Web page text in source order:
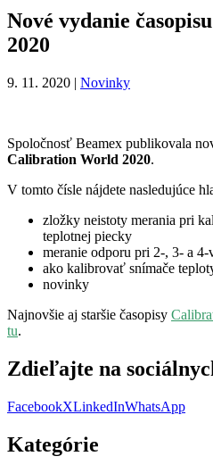
Nové vydanie
2020
9. 11. 2020 | Novinky
Spoločnosť Beamex publikovala
Calibration World 2020.
V tomto čísle nájdete nasledujúce
zložky neistoty merania pri
teplotnej piecky
meranie odporu pri 2-, 3- a
ako kalibrovať snímače
novinky
Najnovšie aj staršie časopisy
tu.
Zdieľajte na
FacebookXLinkedInWhatsApp
Kategórie